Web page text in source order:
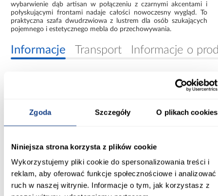
Zgoda Szczegóły O plikach cookies
Niniejsza strona korzysta z plików cookie
Wykorzystujemy pliki cookie do spersonalizowania treści i
reklam, aby oferować funkcje społecznościowe i analizować
ruch w naszej witrynie. Informacje o tym, jak korzystasz z
wybarwienie dąb artisan w połączeniu z czarnymi akcentami i
połyskującymi frontami nadaje całości nowoczesny wygląd. To
praktyczna szafa dwudrzwiowa z lustrem dla osób szukających
pojemnego i estetycznego mebla do przechowywania.
Informacje Transport Informacje o
Głębokość [cm]:
60.00
Wysokość [cm]:
235.20
Kolor frontów:
artisan/czarny